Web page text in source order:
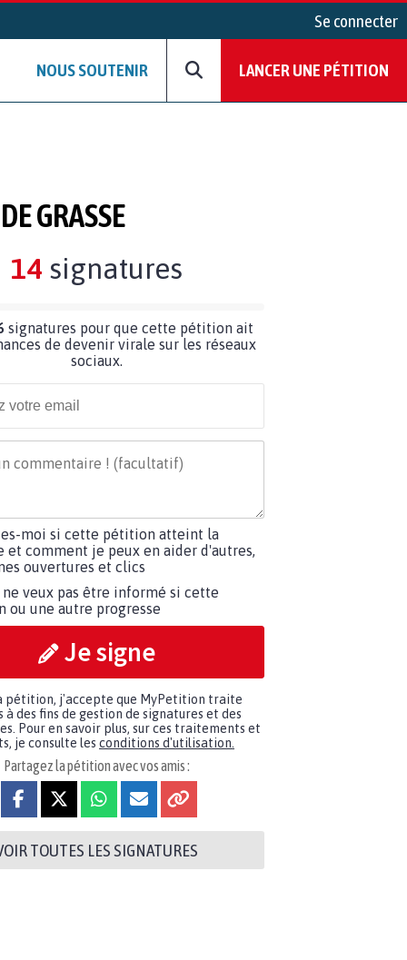
Se connecter
NOUS SOUTENIR LANCER UNE PÉTITION
GRASSE
14signatures
signatures pour que cette pétition ait
de devenir virale sur les réseaux
sociaux.
moi si cette pétition atteint la
et comment je peux en aider d'autres,
ouvertures et clics
ne veux pas être informé si cette
ou une autre progresse
Je signe
pétition, j'accepte que MyPetition traite
à des fins de gestion de signatures et des
Pour en savoir plus, sur ces traitements et
je consulte les conditions d'utilisation.
Partagez la pétition avec vos amis :
TOUTES LES SIGNATURES